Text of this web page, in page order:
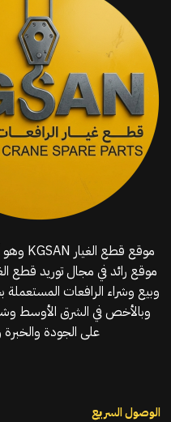
موقع رائد في مجال توريد قطع
وبيع وشراء الرافعات المستعملة
وبالأخص في الشرق الأوسط
على الجودة
الوصول السريع